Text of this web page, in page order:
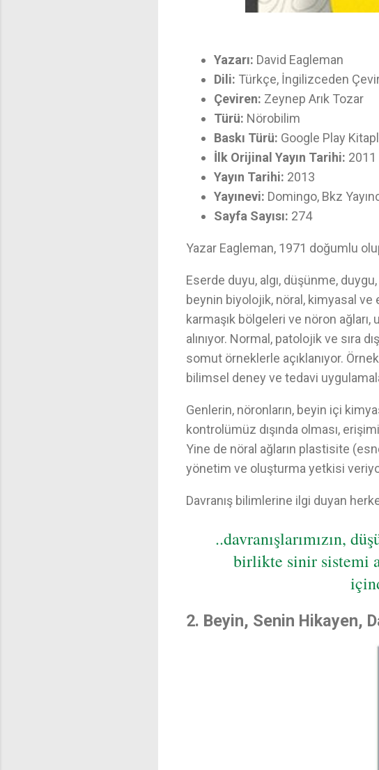
Yazarı: David Eagleman
Dili: Türkçe, İngilizceden
Çeviren: Zeynep Arık Tozar
Türü: Nörobilim
Baskı Türü: Google Play
İlk Orijinal Yayın Tarihi: 2011
Yayın Tarihi: 2013
Yayınevi: Domingo, Bkz
Sayfa Sayısı: 274
Yazar Eagleman, 1971 doğumlu
Eserde duyu, algı, düşünme,
beynin biyolojik, nöral, kimyasal ve
karmaşık bölgeleri ve nöron
alınıyor. Normal, patolojik ve sıra
somut örneklerle açıklanıyor.
bilimsel deney ve tedavi
Genlerin, nöronların, beyin içi
kontrolümüz dışında olması,
Yine de nöral ağların plastisite
yönetim ve oluşturma yetkisi
Davranış bilimlerine ilgi duyan
..davranışlarımızın,
birlikte sinir sistemi
2. Beyin, Senin Hikayen,